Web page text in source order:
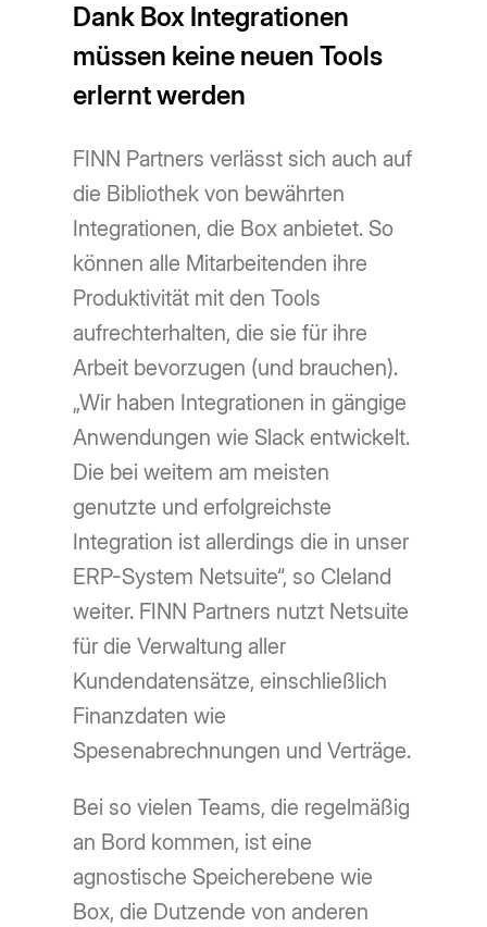
Dank Box Integrationen
müssen keine neuen Tools
erlernt werden
FINN Partners verlässt sich auch auf
die Bibliothek von bewährten
Integrationen, die Box anbietet. So
können alle Mitarbeitenden ihre
Produktivität mit den Tools
aufrechterhalten, die sie für ihre
Arbeit bevorzugen (und brauchen).
„Wir haben Integrationen in gängige
Anwendungen wie Slack entwickelt.
Die bei weitem am meisten
genutzte und erfolgreichste
Integration ist allerdings die in unser
ERP-System Netsuite“, so Cleland
weiter. FINN Partners nutzt Netsuite
für die Verwaltung aller
Kundendatensätze, einschließlich
Finanzdaten wie
Spesenabrechnungen und Verträge.
Bei so vielen Teams, die regelmäßig
an Bord kommen, ist eine
agnostische Speicherebene wie
Box, die Dutzende von anderen